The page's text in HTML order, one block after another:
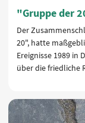
"Gruppe der
Der
20", hatte
Ereignisse 1989 in
über die friedliche